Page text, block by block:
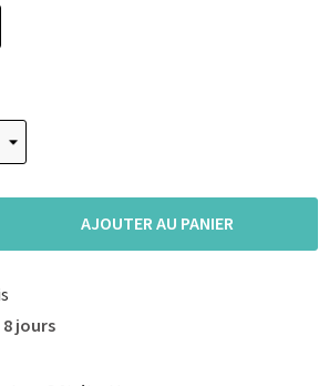
AJOUTER AU PANIER
8 jours